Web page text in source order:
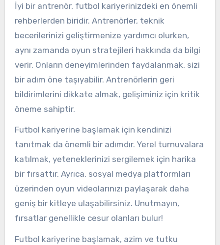
İyi bir antrenör, futbol kariyerinizdeki en önemli
rehberlerden biridir. Antrenörler, teknik
becerilerinizi geliştirmenize yardımcı olurken,
aynı zamanda oyun stratejileri hakkında da bilgi
verir. Onların deneyimlerinden faydalanmak, sizi
bir adım öne taşıyabilir. Antrenörlerin geri
bildirimlerini dikkate almak, gelişiminiz için kritik
öneme sahiptir.
Futbol kariyerine başlamak için kendinizi
tanıtmak da önemli bir adımdır. Yerel turnuvalara
katılmak, yeteneklerinizi sergilemek için harika
bir fırsattır. Ayrıca, sosyal medya platformları
üzerinden oyun videolarınızı paylaşarak daha
geniş bir kitleye ulaşabilirsiniz. Unutmayın,
fırsatlar genellikle cesur olanları bulur!
Futbol kariyerine başlamak, azim ve tutku